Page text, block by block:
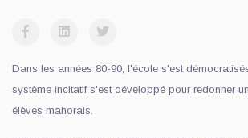
Dans les années 80-90, l'école s'est
système incitatif s'est développé pour redonner
élèves mahorais.